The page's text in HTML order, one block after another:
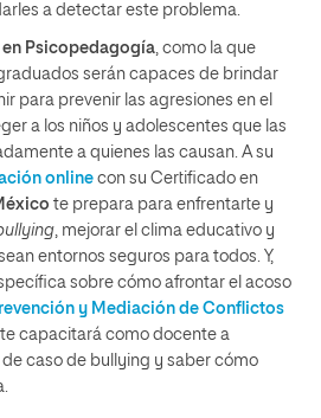
a detectar este problema.
en Psicopedagogía , como la que
serán capaces de brindar
para prevenir las agresiones en el
a los niños y adolescentes que las
a quienes las causan. A su
online con su Certificado en
te prepara para enfrentarte y
, mejorar el clima educativo y
entornos seguros para todos. Y,
sobre cómo afrontar el acoso
y Mediación de Conflictos
te capacitará como docente a
caso de bullying y saber cómo